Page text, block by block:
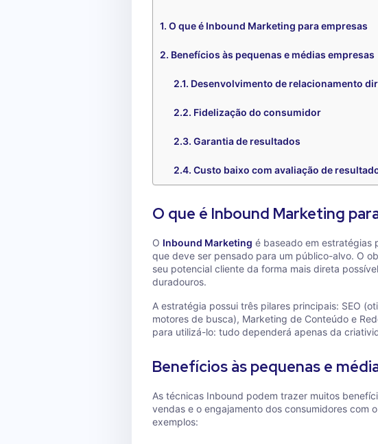
O que é Inbound Marketing para empresas
Benefícios às pequenas e médias empresas
Desenvolvimento de relacionamento
Fidelização do consumidor
Garantia de resultados
Custo baixo com avaliação de
O que é Inbound Marketing
O Inbound Marketing é baseado em estratégias
que deve ser pensado para um público-alvo. O
seu potencial cliente da forma mais direta
duradouros.
A estratégia possui três pilares principais: SEO
motores de busca), Marketing de Conteúdo e
para utilizá-lo: tudo dependerá apenas da
Benefícios às pequenas e
As técnicas Inbound podem trazer muitos
vendas e o engajamento dos consumidores com
exemplos: